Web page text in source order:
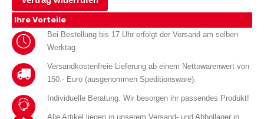
Ihre Vorteile
Bei Bestellung bis 17 Uhr erfolgt der Versand am selben
Werktag
Versandkostenfreie Lieferung ab einem Nettowarenwert von
150.- Euro (ausgenommen Speditionsware).
Individuelle Beratung. Wir besorgen ihr passendes Produkt!
Alle Artikel liegen in unserem Versand- und Abhollager in